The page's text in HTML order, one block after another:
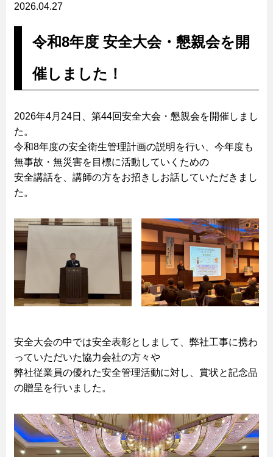
2026.04.27
令和8年度 安全大会・懇親会を開
催しました！
2026年4月24日、第44回安全大会・懇親会を開催しまし
た。
令和8年度の安全衛生管理計画の説明を行い、今年度も
無事故・無災害を目標に活動していくための
安全講話を、講師の方をお招きしお話していただきまし
た。
安全大会の中では安全表彰としまして、弊社工事に携わ
っていただいた協力会社の方々や
弊社従業員の優れた安全管理活動に対し、賞状と記念品
の贈呈を行いました。